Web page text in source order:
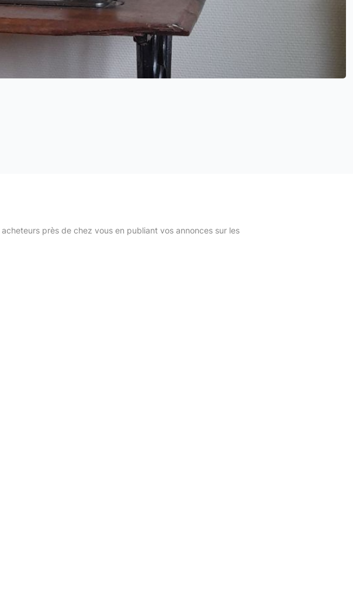
près de chez vous en publiant vos annonces sur les